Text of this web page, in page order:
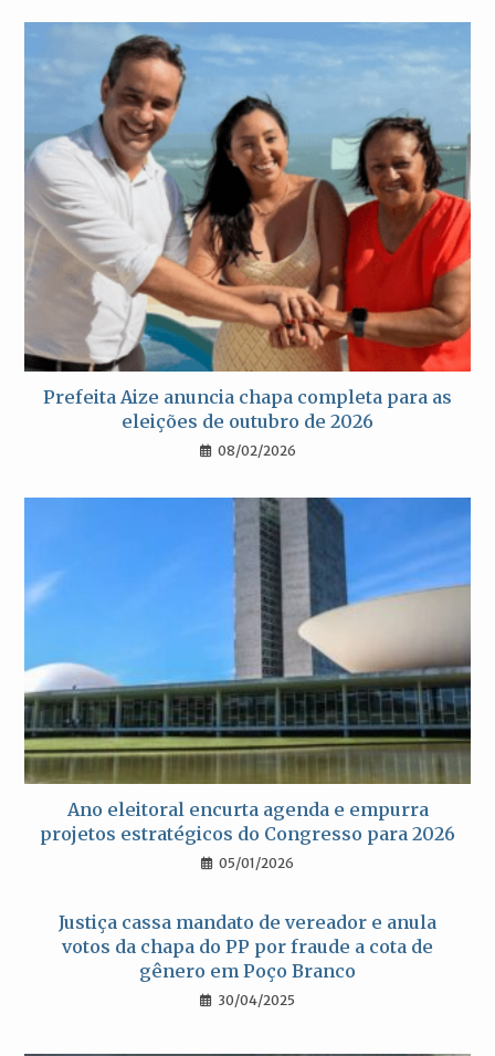
Prefeita Aize anuncia chapa completa para as
eleições de outubro de 2026
08/02/2026
Ano eleitoral encurta agenda e empurra
projetos estratégicos do Congresso para 2026
05/01/2026
Justiça cassa mandato de vereador e anula
votos da chapa do PP por fraude a cota de
gênero em Poço Branco
30/04/2025